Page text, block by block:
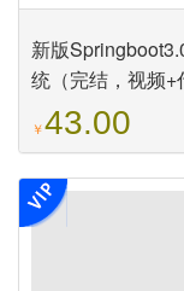
新版
统（完结，视频+
￥43.00